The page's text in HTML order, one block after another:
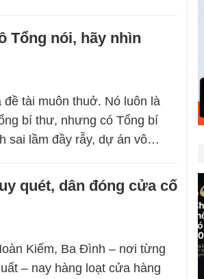
Tổng nói, hãy nhìn
tài muôn thuở. Nó luôn là
bí thư, nhưng có Tổng bí
sai lầm đầy rẫy, dự án vô…
quét, dân đóng cửa cố
Kiếm, Ba Đình – nơi từng
– nay hàng loạt cửa hàng